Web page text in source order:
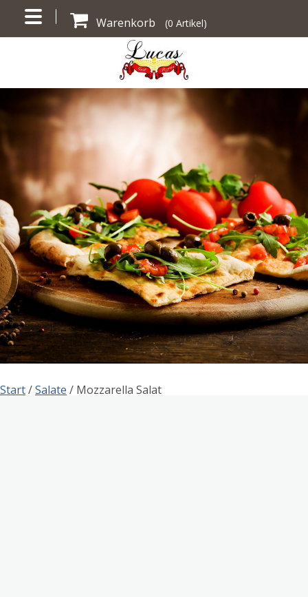
Warenkorb (0 Artikel)
Start/Salate / Mozzarella Salat